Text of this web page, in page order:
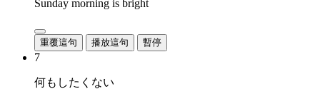
Sunday morning is bright
重覆這句 播放這句 暫停
7
何もしたくない